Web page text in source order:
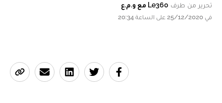
تحرير من طرف Le360 مع و.م.ع
في 25/12/2020 على الساعة 20:34